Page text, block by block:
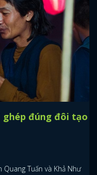
ghép đúng đôi tạo
Quang Tuấn và Khả Như